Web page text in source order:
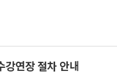
연장 절차 안내